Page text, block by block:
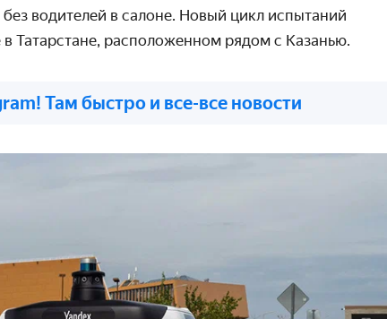
водителей в салоне. Новый цикл испытаний
Татарстане, расположенном рядом с Казанью.
Там быстро и все-все новости